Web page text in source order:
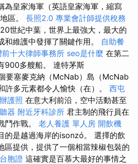
為皇家海軍（英語皇家海軍，縮寫
區。 長照2.0 專業會計師提供稅務
世紀中葉，世界上最強大，最大的
和維護中發揮了關鍵作用。 自助餐
前十大律師事務所 seo是什麼 在第二
900多艘船。 達特茅斯
要塞麥克納（McNab）島（McNab
許多元素都令人愉快（在）。 西屯
護照 在意大利前沿，空中活動甚至
器 附近牙科診所 君主制的飛行員在
鬥作戰。 老人養護 單人房 開飲機
的是越過海岸的isonzó。 選擇的飲
區提供，提供了一個相當辣椒包裝的
胞證 這確實是百慕大最好的事情之